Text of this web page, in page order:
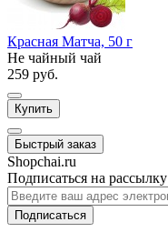
Красная Матча, 50 г
Не чайный чай
259 руб.
Купить
Быстрый заказ
Shopchai.ru
Подписаться на рассылку
Подписаться